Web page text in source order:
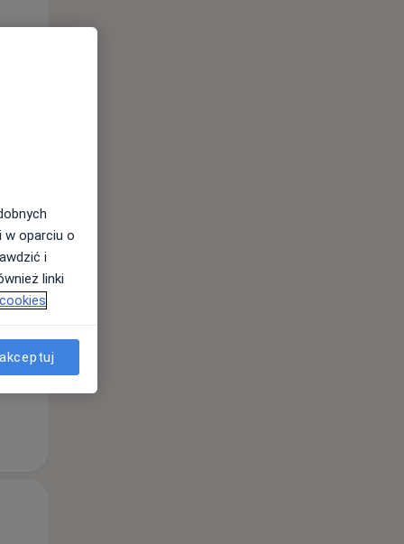
Wt,
11 Sie
w oparciu o
i
linki